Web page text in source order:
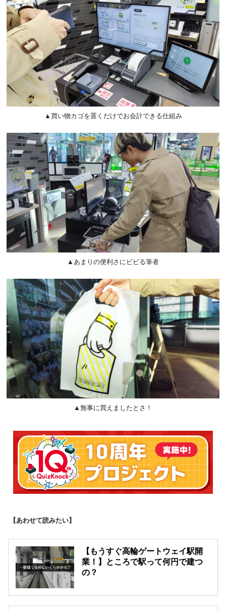
▲買い物カゴを置くだけでお会計できる仕組み
▲あまりの便利さにビビる筆者
▲無事に買えましたとさ！
【あわせて読みたい】
【もうすぐ高輪ゲートウェイ駅開
業！】ところで駅って何円で建つ
の？